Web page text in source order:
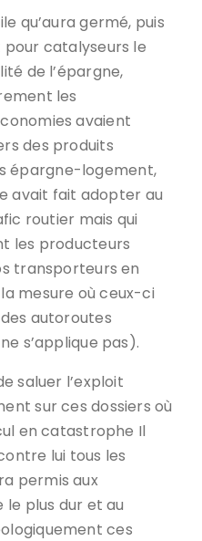
qu’aura germé, puis
catalyseurs le
de l’épargne,
les
avaient
des produits
épargne-logement,
avait fait adopter au
routier mais qui
les producteurs
transporteurs en
mesure où ceux-ci
autoroutes
s’applique pas).
saluer l’exploit
sur ces dossiers où
en catastrophe Il
lui tous les
permis aux
plus dur et au
ces